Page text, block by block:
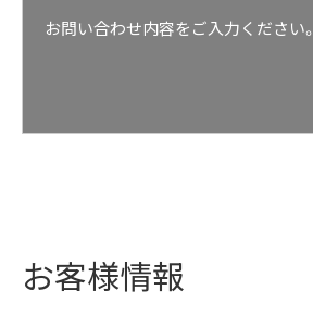
お問い合わせ内容をご入力ください。
お客様情報